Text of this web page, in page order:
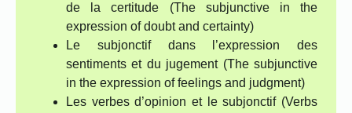
de la certitude (The subjunctive in the
expression of doubt and certainty)
Le subjonctif dans l’expression des
sentiments et du jugement (The subjunctive
in the expression of feelings and judgment)
Les verbes d’opinion et le subjonctif (Verbs